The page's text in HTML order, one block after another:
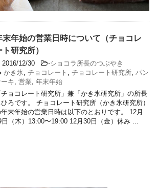
末年始の営業日時について（チョコレ
ト研究所）
2016/12/30 -ショコラ所長のつぶやき
かき氷, チョコレート , チョコレート研究所, パン
キ, 営業, 年末年始
チョコレート研究所」兼「かき氷研究所」の所長
ひろです。 チョコレート研究所（かき氷研究所）
末年始の営業日時は以下のとおりです。 12月
日（木）13:00〜19:00 12月30日（金）休み ...